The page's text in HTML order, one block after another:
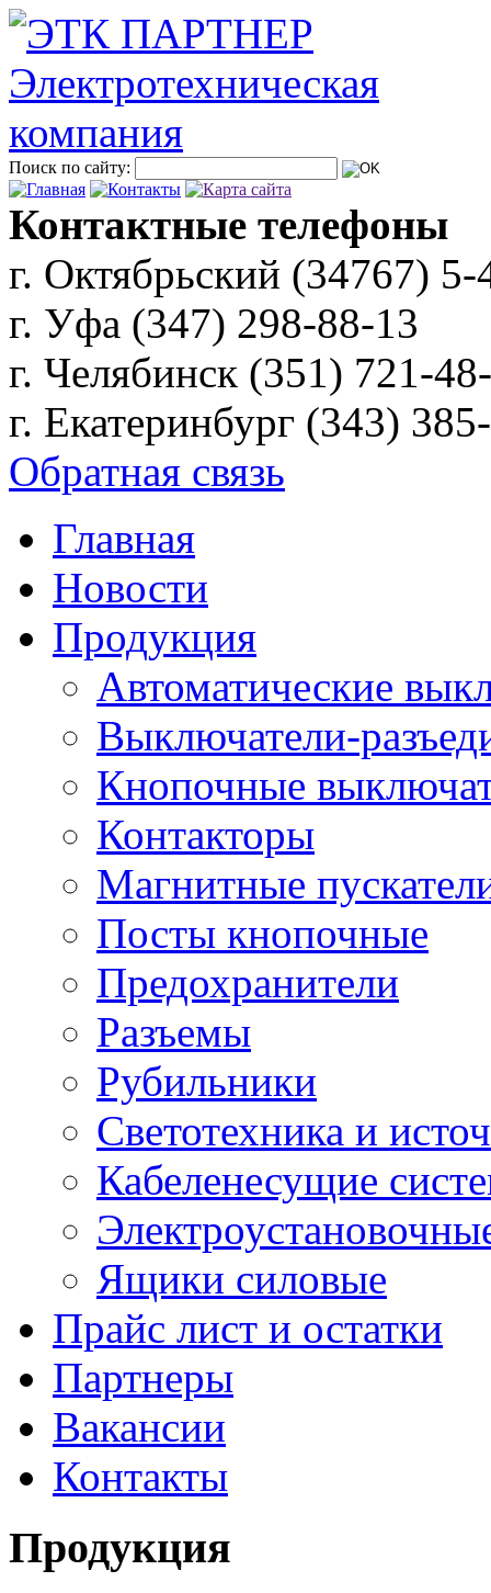
Поиск по сайту:
Контактные телефоны
г. Октябрьский (34767) 5-
г. Уфа (347) 298-88-13
г. Челябинск (351) 721-
г. Екатеринбург (343)
Обратная связь
Главная
Новости
Продукция
Автоматические
Выключатели-
Кнопочные
Контакторы
Магнитные
Посты кнопочные
Предохранители
Разъемы
Рубильники
Светотехника и
Кабеленесущие
Ящики силовые
Прайс лист и остатки
Партнеры
Вакансии
Контакты
Продукция